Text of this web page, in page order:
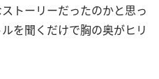
トーリーだったのかと思っ
を聞くだけで胸の奥がヒリ